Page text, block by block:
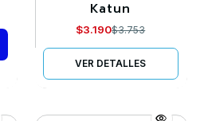
Katun
$3.190$3.753
VER DETALLES